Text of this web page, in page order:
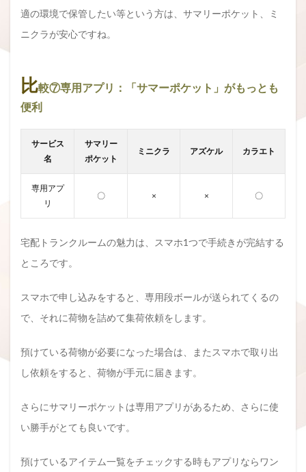
適の環境で保管したい等という方は、サマリーポケット、ミ
ニクラが安心ですね。
比較⑦専用アプリ：「サマーポケット」がもっとも
便利
サービス
名
サマリー
ポケット
ミニクラ アズケル カラエト
専用アプ
リ
〇 × × 〇
宅配トランクルームの魅力は、スマホ1つで手続きが完結する
ところです。
スマホで申し込みをすると、専用段ボールが送られてくるの
で、それに荷物を詰めて集荷依頼をします。
預けている荷物が必要になった場合は、またスマホで取り出
し依頼をすると、荷物が手元に届きます。
さらにサマリーポケットは専用アプリがあるため、さらに使
い勝手がとても良いです。
預けているアイテム一覧をチェックする時もアプリならワン